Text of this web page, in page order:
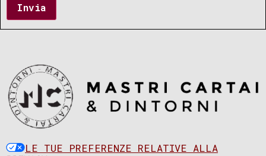
Invia
LE TUE PREFERENZE RELATIVE ALLA